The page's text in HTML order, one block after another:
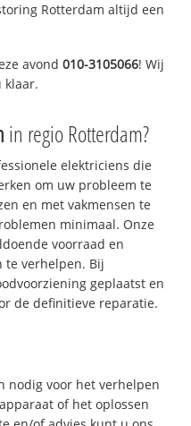
Rotterdam altijd een
avond010-3105066! Wij
klaar.
in regio Rotterdam?
elektriciens die
om uw probleem te
en met vakmensen te
minimaal. Onze
voorraad en
te verhelpen. Bij
geplaatst en
de definitieve reparatie.
nodig voor het verhelpen
of het oplossen